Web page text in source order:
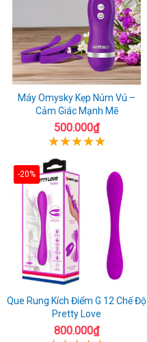
Máy Omysky Kẹp Núm Vú –
Cảm Giác Mạnh Mẽ
500.000₫
-20%
Que Rung Kích Điểm G 12 Chế Độ
Pretty Love
800.000₫